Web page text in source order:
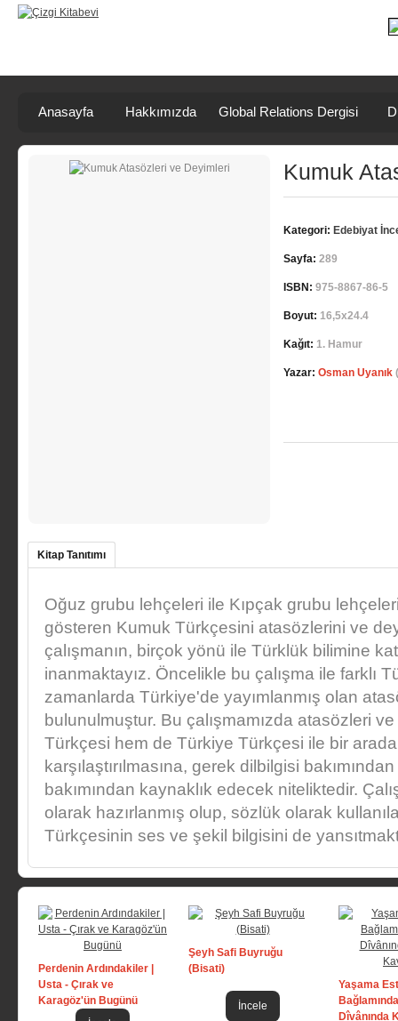
Anasayfa Hakkımızda Global Relations Dergisi
Kumuk
Kategori: Edebiyat
Sayfa: 289
ISBN: 975-8867-86-5
Boyut: 16,5x24.4
Kağıt: 1. Hamur
Yazar: Osman Uyanık
Kitap Tanıtımı
Oğuz grubu lehçeleri ile Kıpçak grubu
gösteren Kumuk Türkçesini atasözlerini ve
çalışmanın, birçok yönü ile Türklük bilimine
inanmaktayız. Öncelikle bu çalışma ile farklı
zamanlarda Türkiye'de yayımlanmış olan
bulunulmuştur. Bu çalışmamızda atasözleri
Türkçesi hem de Türkiye Türkçesi ile bir
karşılaştırılmasına, gerek dilbilgisi
bakımından kaynaklık edecek niteliktedir.
olarak hazırlanmış olup, sözlük olarak
Türkçesinin ses ve şekil bilgisini de
Perdenin Ardındakiler |
Usta - Çırak ve
Karagöz'ün Bugünü
Şeyh Safi Buyruğu
(Bisati)
İncele
Yaşama
Dîvânında